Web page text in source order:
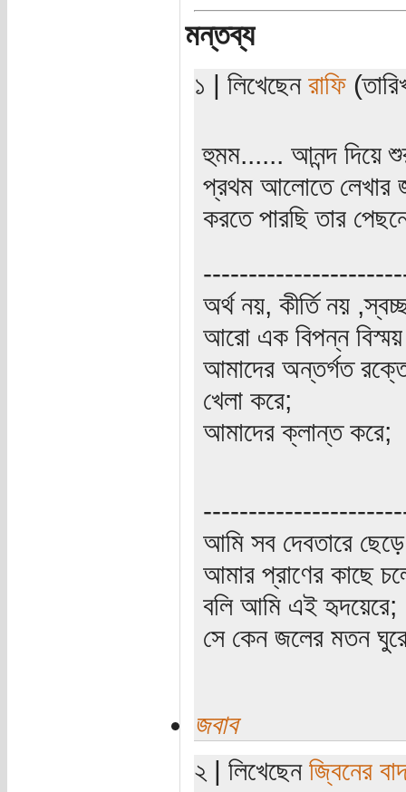
মন্তব্য
১ | লিখেছেন রাফি
হুমম...... আনন্দ দিয়ে
প্রথম আলোতে লেখার
করতে পারছি তার
অর্থ নয়, কীর্তি নয়
আরো এক বিপন্ন বিস্ময়
আমাদের অন্তর্গত
খেলা করে;
আমাদের ক্লান্ত করে;
আমি সব দেবতারে ছেড়ে
আমার প্রাণের কাছে
বলি আমি এই হৃদয়েরে;
সে কেন জলের মতন
জবাব
২ | লিখেছেন জ্বিনের